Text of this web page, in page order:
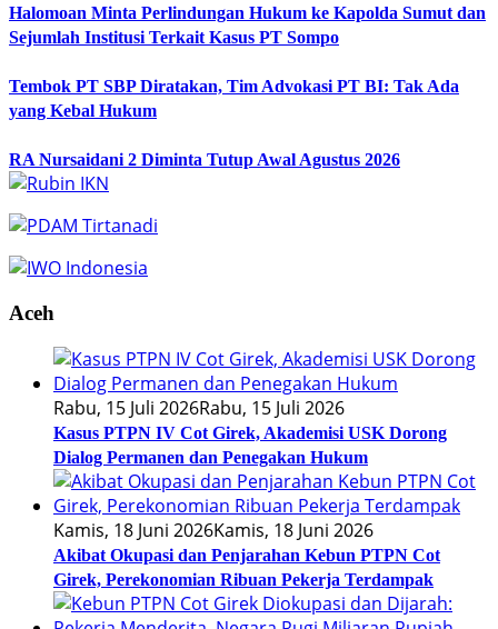
Halomoan Minta Perlindungan Hukum ke Kapolda Sumut dan
Sejumlah Institusi Terkait Kasus PT Sompo
Tembok PT SBP Diratakan, Tim Advokasi PT BI: Tak Ada
yang Kebal Hukum
RA Nursaidani 2 Diminta Tutup Awal Agustus 2026
Aceh
Rabu, 15 Juli 2026Rabu, 15 Juli 2026
Kasus PTPN IV Cot Girek, Akademisi USK Dorong
Dialog Permanen dan Penegakan Hukum
Kamis, 18 Juni 2026Kamis, 18 Juni 2026
Akibat Okupasi dan Penjarahan Kebun PTPN Cot
Girek, Perekonomian Ribuan Pekerja Terdampak